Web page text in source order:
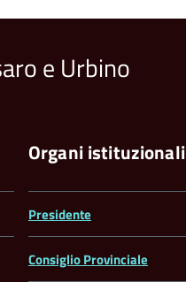
e Urbino
Organi istituzionali
Presidente
Consiglio Provinciale